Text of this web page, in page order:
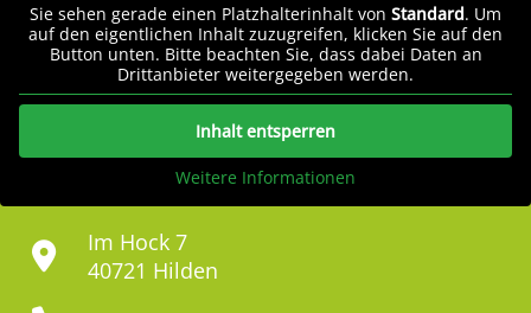
Sie sehen gerade einen Platzhalterinhalt von Standard. Um
auf den eigentlichen Inhalt zuzugreifen, klicken Sie auf den
Button unten. Bitte beachten Sie, dass dabei Daten an
Drittanbieter weitergegeben werden.
Inhalt entsperren
Weitere Informationen
Im Hock 7
40721 Hilden